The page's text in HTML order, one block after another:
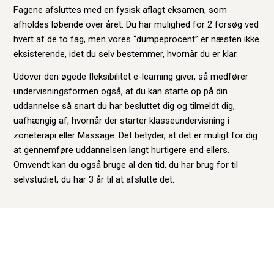
Fagene afsluttes med en fysisk aflagt eksamen, som
afholdes løbende over året. Du har mulighed for 2 forsøg ved
hvert af de to fag, men vores “dumpeprocent” er næsten ikke
eksisterende, idet du selv bestemmer, hvornår du er klar.
Udover den øgede fleksibilitet e-learning giver, så medfører
undervisningsformen også, at du kan starte op på din
uddannelse så snart du har besluttet dig og tilmeldt dig,
uafhængig af, hvornår der starter klasseundervisning i
zoneterapi eller Massage. Det betyder, at det er muligt for dig
at gennemføre uddannelsen langt hurtigere end ellers.
Omvendt kan du også bruge al den tid, du har brug for til
selvstudiet, du har 3 år til at afslutte det.